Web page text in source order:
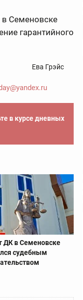
Семеновске
гарантийного
Ева Грэйс
в курсе дневных
ДК в Семеновске
судебным